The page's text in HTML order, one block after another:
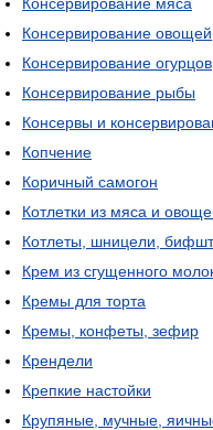
Консервирование овощей
Консервирование огурцов
Консервирование рыбы
Консервы и
Копчение
Коричный самогон
Котлетки из мяса и
Котлеты, шницели,
Крем из сгущенного
Кремы для торта
Кремы, конфеты, зефир
Крендели
Крепкие настойки
Крупяные, мучные,